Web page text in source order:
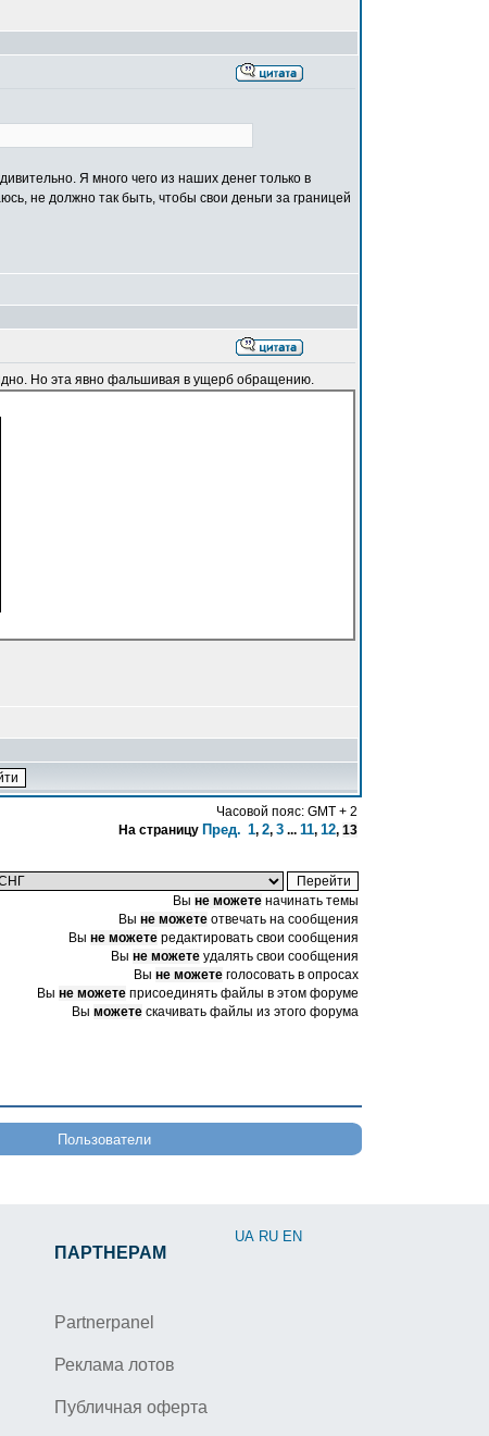
Я много чего из наших денег только в
не должно так быть, чтобы свои деньги за границей
Но эта явно фальшивая в ущерб обращению.
Часовой пояс: GMT + 2
На страницу Пред. 1, 2, 3 ... 11, 12, 13
Вы не можете начинать темы
Вы не можете отвечать на сообщения
Вы не можете редактировать свои сообщения
Вы не можете удалять свои сообщения
Вы не можете голосовать в опросах
Вы не можете присоединять файлы в этом форуме
Вы можете скачивать файлы из этого форума
Пользователи
ПАРТНЕРАМ
Partnerpanel
Реклама лотов
Публичная оферта
UA RU EN